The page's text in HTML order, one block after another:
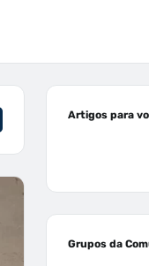
Artigos para
Grupos da